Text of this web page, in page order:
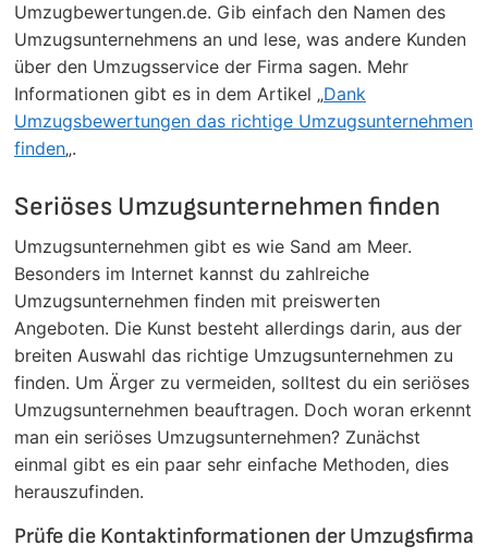
Umzugbewertungen.de. Gib einfach den Namen des
Umzugsunternehmens an und lese, was andere Kunden
über den Umzugsservice der Firma sagen. Mehr
Informationen gibt es in dem Artikel „Dank
Umzugsbewertungen das richtige Umzugsunternehmen
finden„.
Seriöses Umzugsunternehmen finden
Umzugsunternehmen gibt es wie Sand am Meer.
Besonders im Internet kannst du zahlreiche
Umzugsunternehmen finden mit preiswerten
Angeboten. Die Kunst besteht allerdings darin, aus der
breiten Auswahl das richtige Umzugsunternehmen zu
finden. Um Ärger zu vermeiden, solltest du ein seriöses
Umzugsunternehmen beauftragen. Doch woran erkennt
man ein seriöses Umzugsunternehmen? Zunächst
einmal gibt es ein paar sehr einfache Methoden, dies
herauszufinden.
Prüfe die Kontaktinformationen der Umzugsfirma